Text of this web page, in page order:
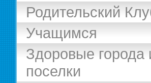
Родительский
Учащимся
Здоровые города
поселки